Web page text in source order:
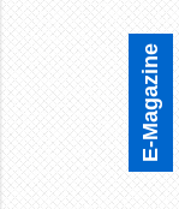
E-Magazine